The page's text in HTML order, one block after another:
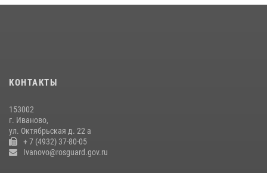
упаковок масла
Сотрудники вневедомственной охраны Росгвардии провели
16 июля 2026, 08:32
КОНТАКТЫ
153002
г. Иваново,
ул. Октябрьская д. 22 а
+ 7 (4932) 37-80-05
Ivanovo@rosguard.gov.ru